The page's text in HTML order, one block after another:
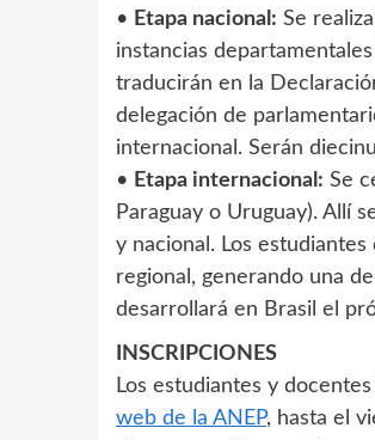
• Etapa nacional: Se
instancias
traducirán en la
delegación de
internacional. Serán
• Etapa internacional: Se
Paraguay o Uruguay). Allí
y nacional. Los
regional, generando una
desarrollará en Brasil el
INSCRIPCIONES
Los estudiantes y
web de la ANEP, hasta el